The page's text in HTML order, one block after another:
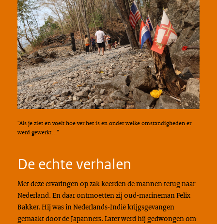
“Als je ziet en voelt hoe ver het is en onder welke omstandigheden er
werd gewerkt...”
De echte verhalen
Met deze ervaringen op zak keerden de mannen terug naar
Nederland. En daar ontmoetten zij oud-marineman Felix
Bakker. Hij was in Nederlands-Indië krijgsgevangen
gemaakt door de Japanners. Later werd hij gedwongen om